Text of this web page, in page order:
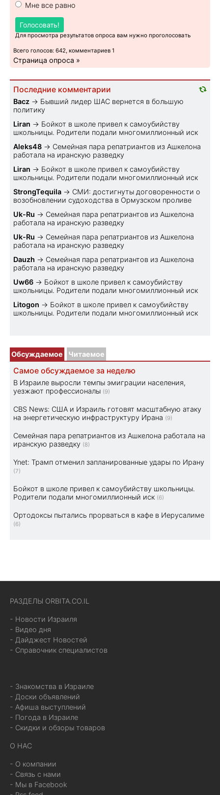
Мне все равно
Голосовать!
Для просмотра результатов опроса вам нужно проголосовать
Всего голосов: 642, комментариев 1
Страница опроса »
Последние комментарии
Bacz → Бывший лидер ШАС вернется в большую
политику
Liran → Бойкот в школе привел к самоубийству
школьницы. Родители подали многомиллионный иск
Aleks48 → Семейная пара репатриантов из Ашкелона
работала на иранскую разведку
Liran → Бойкот в школе привел к самоубийству
школьницы. Родители подали многомиллионный иск
StrongTequila → СМИ: достигнуты договоренности о
возобновлении судоходства в Ормузском проливе
Uk-Ru → Семейная пара репатриантов из Ашкелона
работала на иранскую разведку
Uk-Ru → Семейная пара репатриантов из Ашкелона
работала на иранскую разведку
Dauzh → Семейная пара репатриантов из Ашкелона
работала на иранскую разведку
Uw66 → Бойкот в школе привел к самоубийству
школьницы. Родители подали многомиллионный иск
Litogon → Бойкот в школе привел к самоубийству
школьницы. Родители подали многомиллионный иск
Обсуждаемое Читаемое
Самое обсуждаемое за неделю
В Израиле выросли темпы эмиграции населения,
уезжают профессионалы (9)
CBS News: США и Израиль готовят масштабную атаку
на энергетическую инфраструктуру Ирана (9)
Семейная пара репатриантов из Ашкелона работала на
иранскую разведку (8)
Ynet: Трамп отменил запланированные удары по Ирану
(7)
Бойкот в школе привел к самоубийству школьницы.
Родители подали многомиллионный иск (6)
Ортодоксы пытались прорваться в кафе в Иерусалиме
(6)
РАЗДЕЛЫ ORBITA.CO.IL
- Новости Израиля
- Видео дня
- Дайджест Новостей
- Справочник специалистов
- Знакомства в Израиле
- Доски объявлений
- Афиша выступлений
- Погода в Израиле
- Скидки и обзоры товаров
О НАС
- О компании
- Связь с нами
- Мы в Facebook